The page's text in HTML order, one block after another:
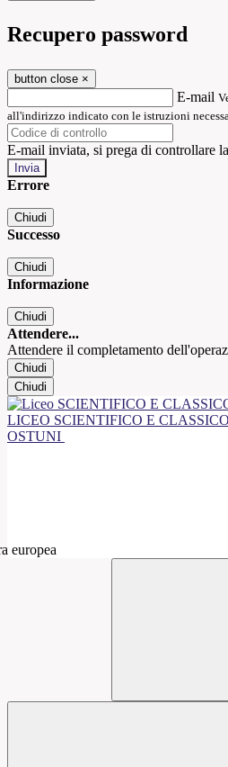
Recupero password
button close ×
E-mail
all'indirizzo indicato con le istruzioni
E-mail inviata, si prega di controllare
Errore
Chiudi
Successo
Chiudi
Informazione
Chiudi
Attendere...
Attendere il completamento
Chiudi
Chiudi
LICEO SCIENTIFICO E CLASSICO
OSTUNI